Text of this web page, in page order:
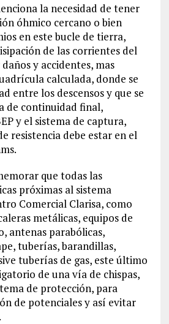
la necesidad de tener
óhmico cercano o bien
en este bucle de tierra,
de las corrientes del
y accidentes, mas
calculada, donde se
entre los descensos y que se
de continuidad final,
y el sistema de captura,
resistencia debe estar en el
que todas las
próximas al sistema
Comercial Clarisa, como
metálicas, equipos de
antenas parabólicas,
tuberías, barandillas,
tuberías de gas, este último
de una vía de chispas,
de protección, para
de potenciales y así evitar